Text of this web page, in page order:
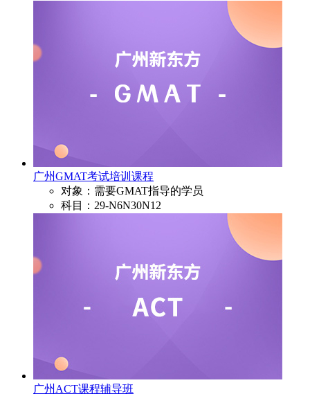
广州GMAT考试培训课程
对象：需要GMAT指导的学员
科目：29-N6N30N12
广州ACT课程辅导班